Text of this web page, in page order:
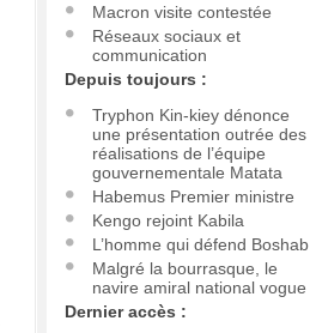
Macron visite contestée
Réseaux sociaux et
communication
Depuis toujours :
Tryphon Kin-kiey dénonce
une présentation outrée des
réalisations de l’équipe
gouvernementale Matata
Habemus Premier ministre
Kengo rejoint Kabila
L’homme qui défend Boshab
Malgré la bourrasque, le
navire amiral national vogue
Dernier accès :